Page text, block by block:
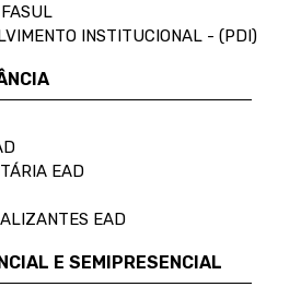
INSTITUCIONAL - (PDI)
EAD
EAD
E SEMIPRESENCIAL